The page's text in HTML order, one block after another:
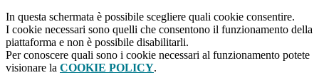
In questa schermata è possibile scegliere quali cookie consentire.
I cookie necessari sono quelli che consentono il funzionamento della
piattaforma e non è possibile disabilitarli.
Per conoscere quali sono i cookie necessari al funzionamento potete
visionare la COOKIE POLICY.